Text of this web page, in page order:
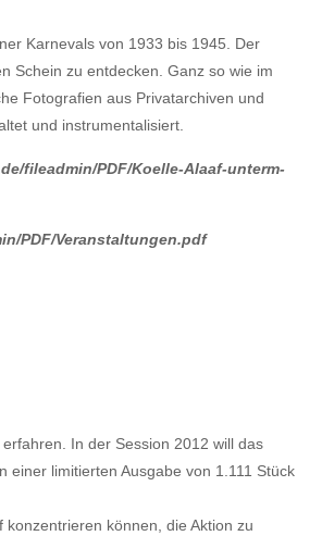
Karnevals von 1933 bis 1945. Der
Schein zu entdecken. Ganz so wie im
Fotografien aus Privatarchiven und
und instrumentalisiert.
fileadmin/PDF/Koelle-Alaaf-unterm-
PDF/Veranstaltungen.pdf
In der Session 2012 will das
einer limitierten Ausgabe von 1.111 Stück
können, die Aktion zu